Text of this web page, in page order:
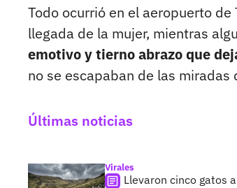
Todo ocurrió en el aeropuerto de
llegada de la mujer, mientras
emotivo y tierno abrazo que
no se escapaban de las
Últimas noticias
Virales
Llevaron cinco gatos